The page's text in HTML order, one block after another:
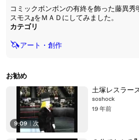
コミックボンボンの有終を飾った藤異秀
スモス』をＭＡＤにしてみました。
カテゴリ
🦄アート・創作
お勧め
9:09 | 次
土塚レスラー
soshock
19 年前